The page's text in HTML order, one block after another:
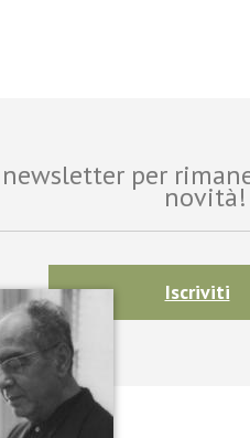
per
novità!
Iscriviti